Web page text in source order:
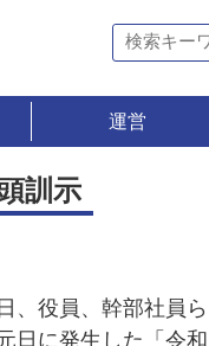
運営
訓示
、役員、幹部社員ら
日に発生した「令和